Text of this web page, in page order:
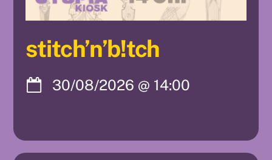
stitch’n’b!tch
30/08/2026 @ 14:00